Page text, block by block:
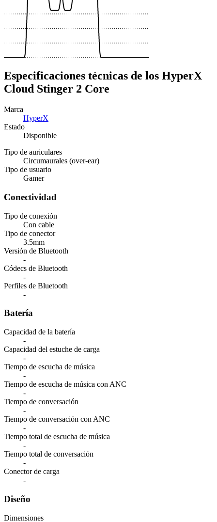
Especificaciones técnicas de los HyperX
Cloud Stinger 2 Core
Marca
HyperX
Estado
Disponible
Tipo de auriculares
Circumaurales (over-ear)
Tipo de usuario
Gamer
Conectividad
Tipo de conexión
Con cable
Tipo de conector
3.5mm
Versión de Bluetooth
-
Códecs de Bluetooth
-
Perfiles de Bluetooth
-
Batería
Capacidad de la batería
-
Capacidad del estuche de carga
-
Tiempo de escucha de música
-
Tiempo de escucha de música con ANC
-
Tiempo de conversación
-
Tiempo de conversación con ANC
-
Tiempo total de escucha de música
-
Tiempo total de conversación
-
Conector de carga
-
Diseño
Dimensiones